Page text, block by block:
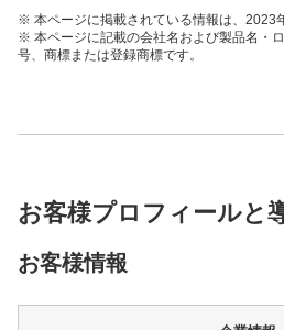
※ 本ページに掲載されている情報は、2023
※ 本ページに記載の会社名および製品名・
号、商標または登録商標です。
お客様プロフィールと
お客様情報